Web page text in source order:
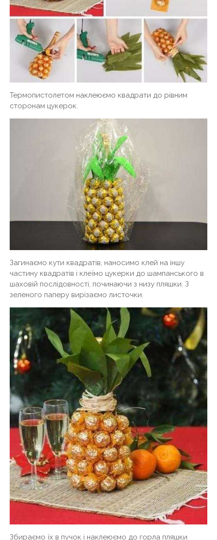
Термопистолетом наклеюємо квадрати до рівним
сторонам цукерок.
Загинаємо кути квадратів, наносимо клей на іншу
частину квадратів і клеїмо цукерки до шампанського в
шаховій послідовності, починаючи з низу пляшки. З
зеленого паперу вирізаємо листочки.
Збираємо їх в пучок і наклеюємо до горла пляшки